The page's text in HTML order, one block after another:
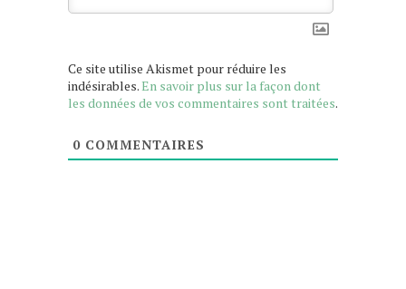
Ce site utilise Akismet pour réduire les
indésirables.En savoir plus sur la façon dont
les données de vos commentaires sont traitées.
0 COMMENTAIRES